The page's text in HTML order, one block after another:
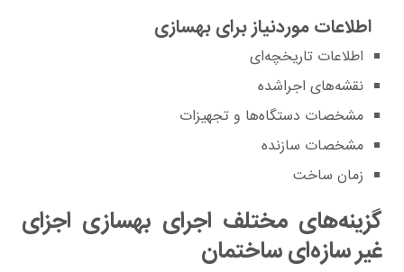
اطلاعات موردنیاز برای بهسازی
اطلاعات تاریخچه‌ای
نقشه‌های اجراشده
مشخصات دستگاه‌ها و تجهیزات
مشخصات سازنده
زمان ساخت
گزینه‌های مختلف اجرای بهسازی اجزای
غیر سازه‌ای ساختمان